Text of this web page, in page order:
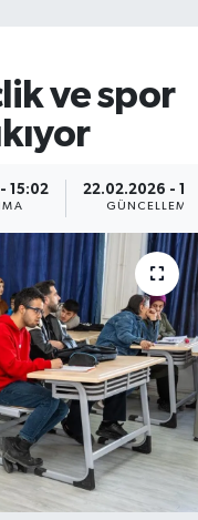
ve spor
15:02 22.02.2026 -
GÜNCELLEME